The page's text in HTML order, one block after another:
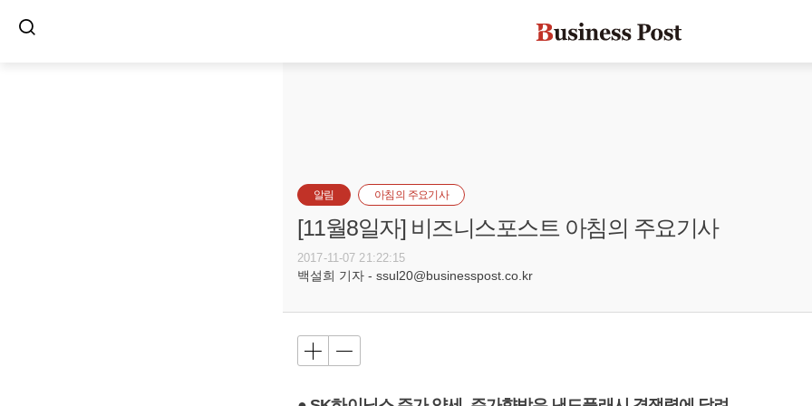
알림 아침의 주요기사
[11월8일자] 비즈니스포스트 아침의 주요기사
2017-11-07 21:22:15
백설희 기자 - ssul20@businesspost.co.kr